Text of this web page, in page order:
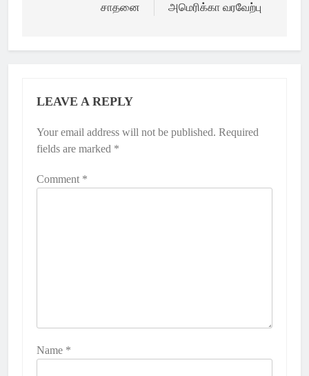
சாதனை
அமெரிக்கா வரவேற்பு
LEAVE A REPLY
Your email address will not be published. Required
fields are marked *
Comment *
Name *